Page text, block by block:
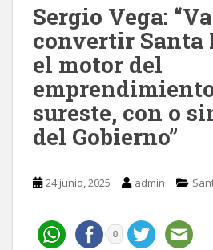
Sergio Vega:
convertir Santa
el motor del
sureste, con o
del Gobierno”
24 junio, 2025 admin
0